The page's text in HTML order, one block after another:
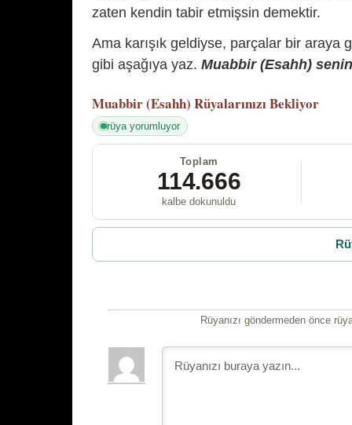
zaten kendin tabir etmişsin demektir.
Ama karışık geldiyse, parçalar bir araya
gibi aşağıya yaz. Muabbir (Esahh)
Muabbir (Esahh) Rüyalarınızı Bekliyor
rüya yorumluyor
Toplam
114.666
kalbe dokunuldu
Rüyanızı göndermeden önce